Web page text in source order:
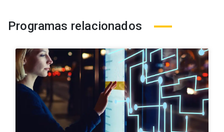
Programas relacionados